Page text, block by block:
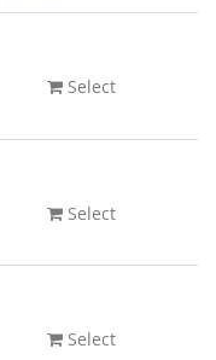
Select
Select
Select